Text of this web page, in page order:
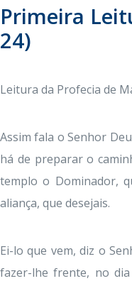
Primeira
24)
Leitura da Profecia de
Assim fala o Senhor
há de preparar o
templo o Dominador,
aliança, que desejais.
Ei-lo que vem, diz o
fazer-lhe frente, no